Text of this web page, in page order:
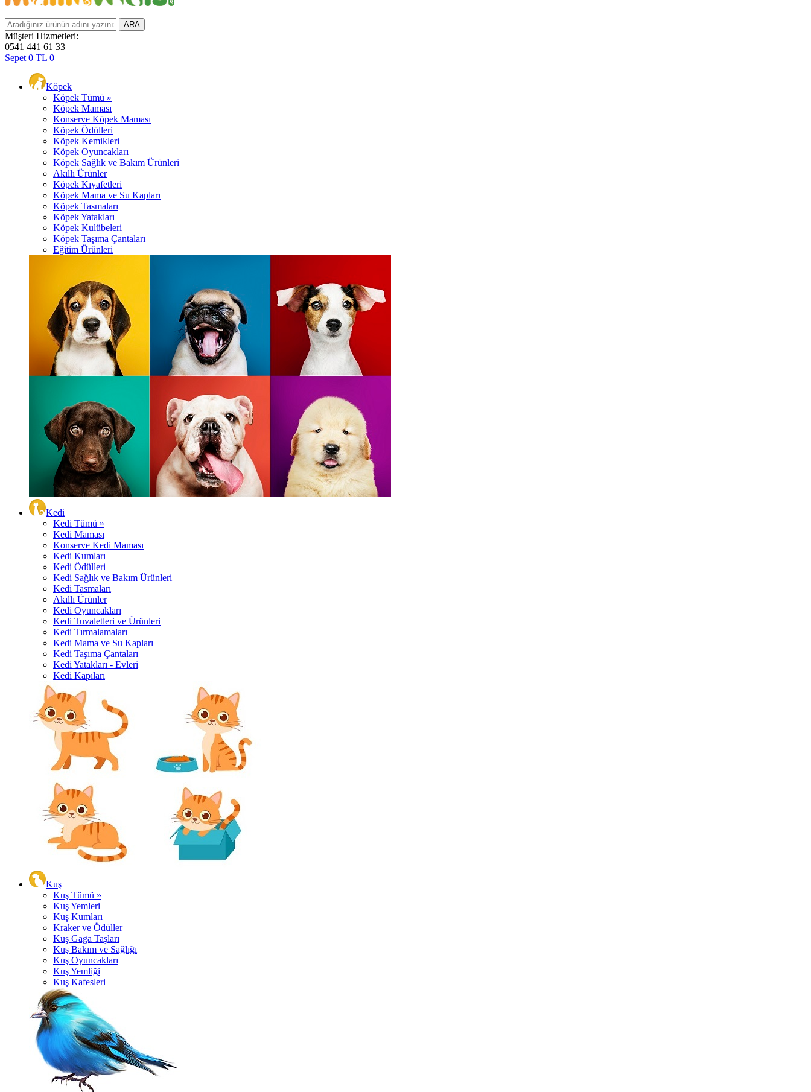
Müşteri Hizmetleri:
0541 441 61 33
Sepet 0 TL 0
Köpek
Köpek Tümü »
Köpek Maması
Konserve Köpek Maması
Köpek Ödülleri
Köpek Kemikleri
Köpek Oyuncakları
Köpek Sağlık ve Bakım Ürünleri
Akıllı Ürünler
Köpek Kıyafetleri
Köpek Mama ve Su Kapları
Köpek Tasmaları
Köpek Yatakları
Köpek Kulübeleri
Köpek Taşıma Çantaları
Eğitim Ürünleri
Kedi
Kedi Tümü »
Kedi Maması
Konserve Kedi Maması
Kedi Kumları
Kedi Ödülleri
Kedi Sağlık ve Bakım Ürünleri
Kedi Tasmaları
Akıllı Ürünler
Kedi Oyuncakları
Kedi Tuvaletleri ve Ürünleri
Kedi Tırmalamaları
Kedi Mama ve Su Kapları
Kedi Taşıma Çantaları
Kedi Yatakları - Evleri
Kedi Kapıları
Kuş
Kuş Tümü »
Kuş Yemleri
Kuş Kumları
Kraker ve Ödüller
Kuş Gaga Taşları
Kuş Bakım ve Sağlığı
Kuş Oyuncakları
Kuş Yemliği
Kuş Kafesleri